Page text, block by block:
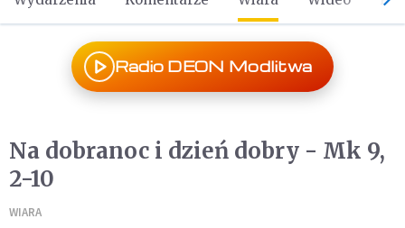
Radio DEON Modlitwa
Na dobranoc i dzień dobry - Mk 9,
2-10
WIARA